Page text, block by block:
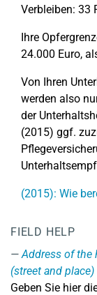
Verbleiben: 33
Ihre
24.000 Euro,
Von Ihren
werden also
der
(2015) ggf.
(2015): Wie
FIELD HELP
Address of the
(street and place)
Geben Sie hier